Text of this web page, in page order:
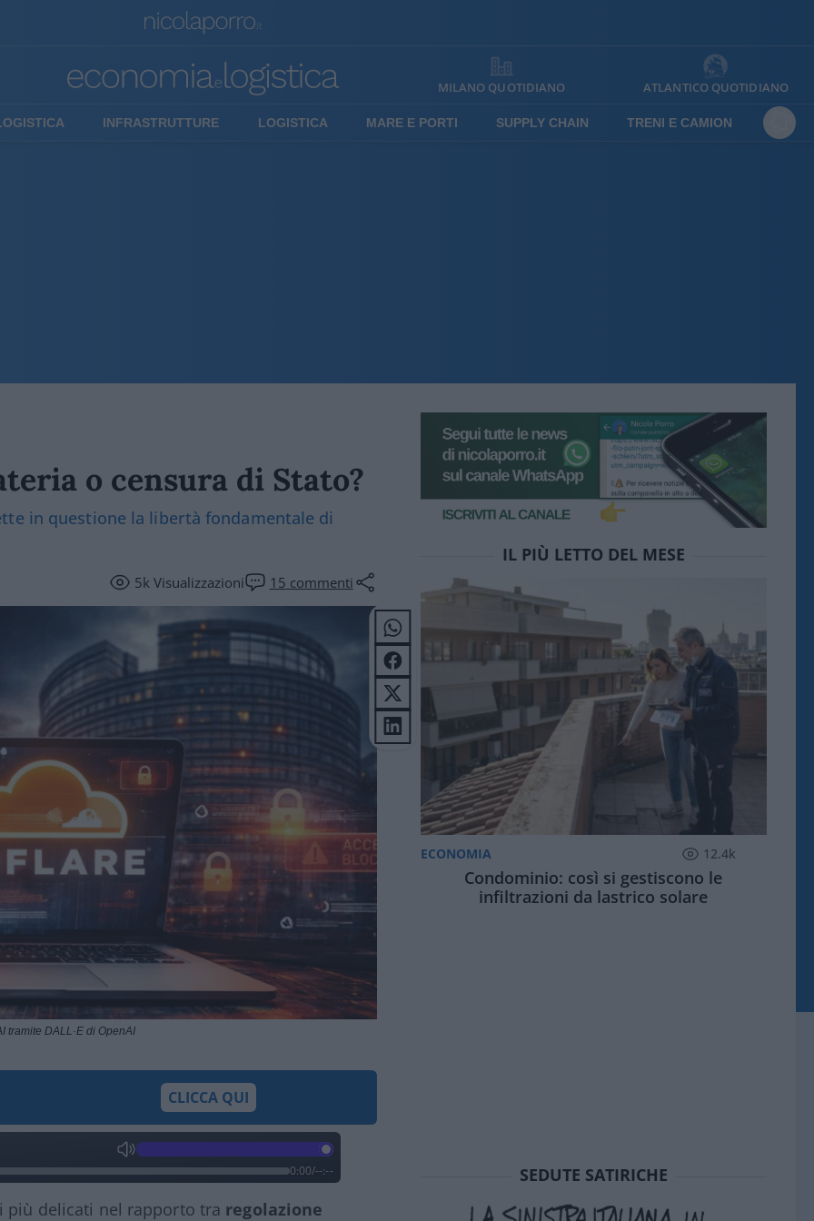
MILANO QUOTIDIANO ATLANTICO QUOTIDIANO
INFRASTRUTTURE LOGISTICA MARE E PORTI SUPPLY CHAIN TRENI E CAMION
o censura di Stato?
in questione la libertà fondamentale di
5kVisualizzazioni 15 commenti
tramite DALL·E di OpenAI
CLICCA QUI
0:00/--:--
più delicati nel rapporto tra regolazione
IL PIÙ LETTO DEL MESE
ECONOMIA 12.4k
Condominio: così si gestiscono le
infiltrazioni da lastrico solare
SEDUTE SATIRICHE